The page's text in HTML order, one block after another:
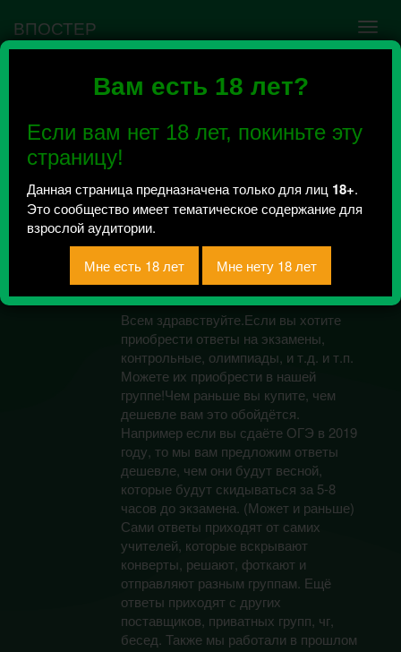
Вам есть 18 лет?
Если вам нет 18 лет, покиньте эту
страницу!
Данная страница предназначена только для лиц 18+.
Это сообщество имеет тематическое содержание для
взрослой аудитории.
ВПОСТЕР
Ошибка VK API #5
сообщества нужно авторизоваться на сервисе
повторно.
Умникум ЕГЭОГЭ
20182019
Всего 1, за сегодня 0 сообщений
отправлено / Рейтинг 0.5
Всем здравствуйте.Если вы хотите
приобрести ответы на экзамены,
контрольные, олимпиады, и т.д. и т.п.
Можете их приобрести в нашей
группе!Чем раньше вы купите, чем
дешевле вам это обойдётся.
Например если вы сдаёте ОГЭ в 2019
году, то мы вам предложим ответы
дешевле, чем они будут весной,
которые будут скидываться за 5-8
часов до экзамена. (Может и раньше)
Сами ответы приходят от самих
учителей, которые вскрывают
конверты, решают, фоткают и
отправляют разным группам. Ещё
ответы приходят с других
поставщиков, приватных групп, чг,
бесед. Также мы работали в прошлом